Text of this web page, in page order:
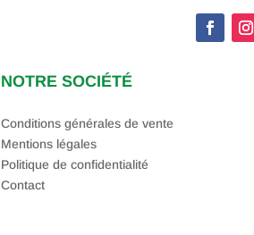
NOTRE SOCIÉTÉ
Conditions générales de vente
Mentions légales
Politique de confidentialité
Contact